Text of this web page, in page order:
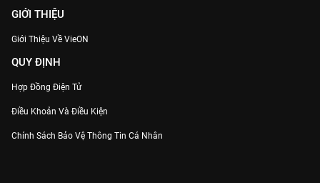
GIỚI THIỆU
Giới Thiệu Về VieON
QUY ĐỊNH
Hợp Đồng Điện Tử
Điều Khoản Và Điều Kiện
Chính Sách Bảo Vệ Thông Tin Cá Nhân